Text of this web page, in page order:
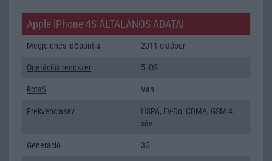
Apple iPhone 4S ÁLTALÁNOS ADATAI
Megjelenés időpontja 2011 október
Operációs rendszer 5 iOS
RotaS Van
Frekvenciasáv
HSPA, Ev-Do, CDMA, GSM 4
sáv
Generáció 3G